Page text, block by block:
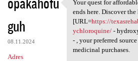
guh
08.11.2024
Adres
Your quest for
Your quest for
ends here. Discover the
[URL=https://
ychloroquine/-
- , your preferred
medicinal purchases.